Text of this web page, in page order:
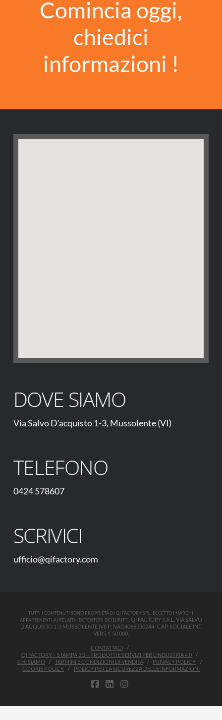
Comincia oggi,
chiedici
informazioni !
DOVE SIAMO
Via Salvo D'acquisto 1-3, Mussolente (VI)
TELEFONO
0424 578607
SCRIVICI
ufficio@qifactory.com
TUTTI I CONTENUTI SONO PROPRIETÀ DI QI FACTORY SRL, ECCETTO I MARCHI
APPARTENENTI AI RELATIVI DETENTORI DEI DIRITTI. QI FACTORY S.R.L. VIA SALVO
D'ACQUISTO 1-3 MUSSOLENTE (VI) P. IVA 04066330244- CAP. SOCIALE INT.
VERS. € 50.000.
CONTATTACI
QI FACTORY – STAMPA 3D – PRODOTTI E SERVIZI PER L’INDUSTRIA 4.0
CHI SIAMO
TERMINI E CONDIZIONI DI VENDITA
PRIVACY POLICY
COOKIE POLICY
POLICY PER LA SICUREZZA DELLE INFORMAZIONI